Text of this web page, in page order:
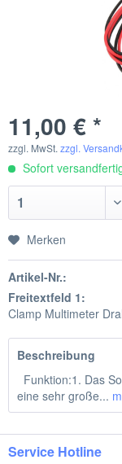
11,00 € *
zzgl. MwSt. zzgl.
Sofort
Merken
Artikel-Nr.:
Freitextfeld 1:
Clamp Multimeter
Beschreibung
Funktion:1. Das
eine sehr große...
Service Hotline